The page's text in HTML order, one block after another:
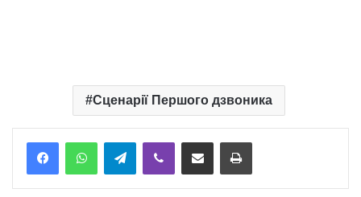
Сценарії Першого дзвоника
TelegramViber Надіслати електронною поштоюНадрукувати